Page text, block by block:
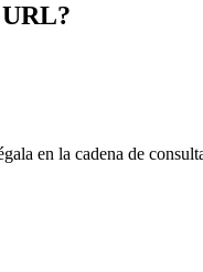
en la cadena de